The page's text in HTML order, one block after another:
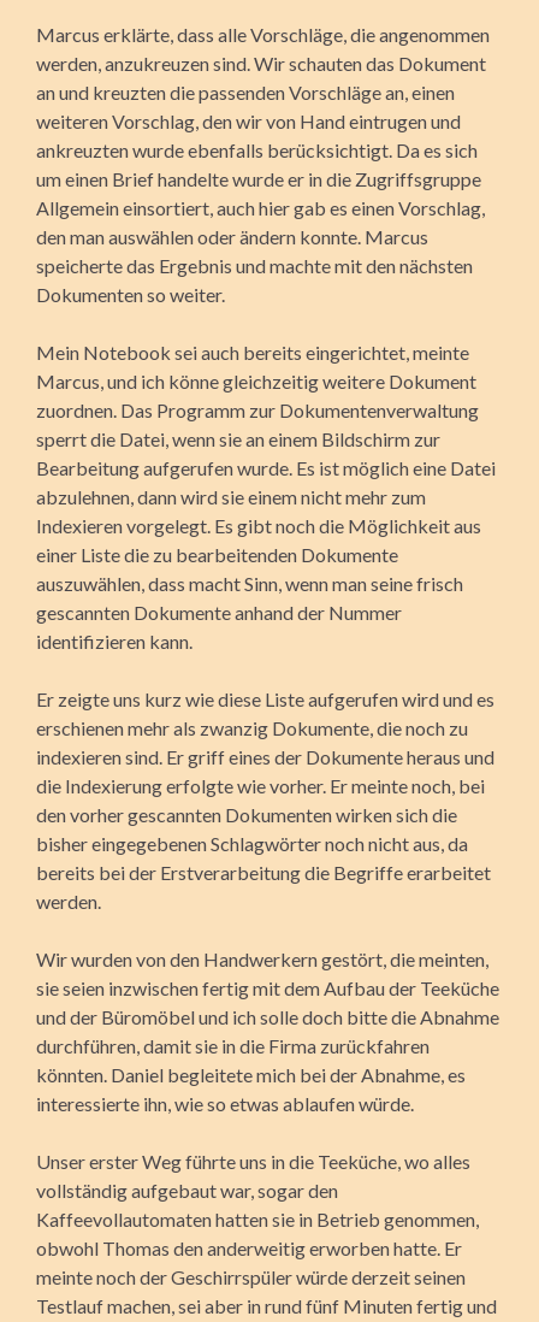
Marcus erklärte, dass alle Vorschläge, die angenommen
werden, anzukreuzen sind. Wir schauten das Dokument
an und kreuzten die passenden Vorschläge an, einen
weiteren Vorschlag, den wir von Hand eintrugen und
ankreuzten wurde ebenfalls berücksichtigt. Da es sich
um einen Brief handelte wurde er in die Zugriffsgruppe
Allgemein einsortiert, auch hier gab es einen Vorschlag,
den man auswählen oder ändern konnte. Marcus
speicherte das Ergebnis und machte mit den nächsten
Dokumenten so weiter.
Mein Notebook sei auch bereits eingerichtet, meinte
Marcus, und ich könne gleichzeitig weitere Dokument
zuordnen. Das Programm zur Dokumentenverwaltung
sperrt die Datei, wenn sie an einem Bildschirm zur
Bearbeitung aufgerufen wurde. Es ist möglich eine Datei
abzulehnen, dann wird sie einem nicht mehr zum
Indexieren vorgelegt. Es gibt noch die Möglichkeit aus
einer Liste die zu bearbeitenden Dokumente
auszuwählen, dass macht Sinn, wenn man seine frisch
gescannten Dokumente anhand der Nummer
identifizieren kann.
Er zeigte uns kurz wie diese Liste aufgerufen wird und es
erschienen mehr als zwanzig Dokumente, die noch zu
indexieren sind. Er griff eines der Dokumente heraus und
die Indexierung erfolgte wie vorher. Er meinte noch, bei
den vorher gescannten Dokumenten wirken sich die
bisher eingegebenen Schlagwörter noch nicht aus, da
bereits bei der Erstverarbeitung die Begriffe erarbeitet
werden.
Wir wurden von den Handwerkern gestört, die meinten,
sie seien inzwischen fertig mit dem Aufbau der Teeküche
und der Büromöbel und ich solle doch bitte die Abnahme
durchführen, damit sie in die Firma zurückfahren
könnten. Daniel begleitete mich bei der Abnahme, es
interessierte ihn, wie so etwas ablaufen würde.
Unser erster Weg führte uns in die Teeküche, wo alles
vollständig aufgebaut war, sogar den
Kaffeevollautomaten hatten sie in Betrieb genommen,
obwohl Thomas den anderweitig erworben hatte. Er
meinte noch der Geschirrspüler würde derzeit seinen
Testlauf machen, sei aber in rund fünf Minuten fertig und